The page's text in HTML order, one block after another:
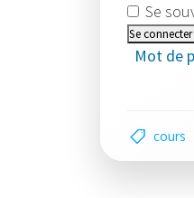
Se
Mot de
cours